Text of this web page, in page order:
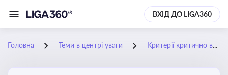
ВХІД ДО LIGA360
Головна Теми в центрі уваги Критерії критично важливих підприємств